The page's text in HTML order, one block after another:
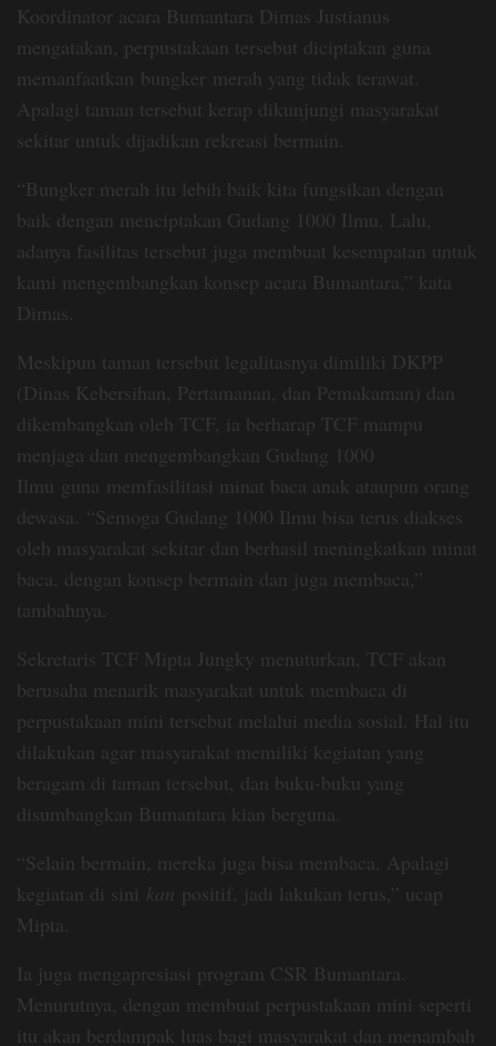
Koordinator acara Bumantara Dimas Justianus
mengatakan, perpustakaan tersebut diciptakan guna
memanfaatkan bungker merah yang tidak terawat.
Apalagi taman tersebut kerap dikunjungi masyarakat
sekitar untuk dijadikan rekreasi bermain.
“Bungker merah itu lebih baik kita fungsikan dengan
baik dengan menciptakan Gudang 1000 Ilmu. Lalu,
adanya fasilitas tersebut juga membuat kesempatan untuk
kami mengembangkan konsep acara Bumantara,” kata
Dimas.
Meskipun taman tersebut legalitasnya dimiliki DKPP
(Dinas Kebersihan, Pertamanan, dan Pemakaman) dan
dikembangkan oleh TCF, ia berharap TCF mampu
menjaga dan mengembangkan Gudang 1000
Ilmu guna memfasilitasi minat baca anak ataupun orang
dewasa. “Semoga Gudang 1000 Ilmu bisa terus diakses
oleh masyarakat sekitar dan berhasil meningkatkan minat
baca, dengan konsep bermain dan juga membaca,”
tambahnya.
Sekretaris TCF Mipta Jungky menuturkan, TCF akan
berusaha menarik masyarakat untuk membaca di
perpustakaan mini tersebut melalui media sosial. Hal itu
dilakukan agar masyarakat memiliki kegiatan yang
beragam di taman tersebut, dan buku-buku yang
disumbangkan Bumantara kian berguna.
“Selain bermain, mereka juga bisa membaca. Apalagi
kegiatan di sini kan
positif, jadi lakukan terus,” ucap
Mipta.
Ia juga mengapresiasi program CSR Bumantara.
Menurutnya, dengan membuat perpustakaan mini seperti
itu akan berdampak luas bagi masyarakat dan menambah